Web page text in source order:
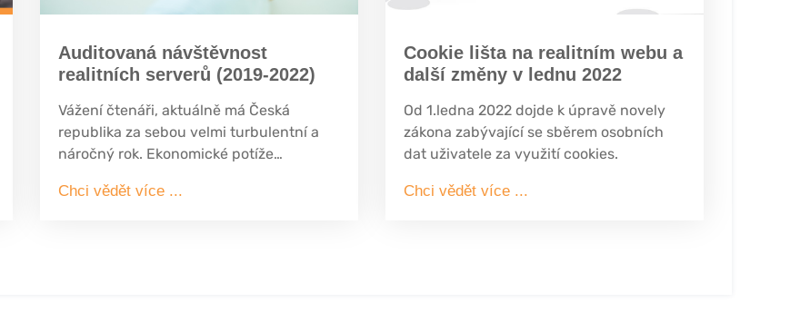
Auditovaná návštěvnost
realitních serverů (2019-2022)
Vážení čtenáři, aktuálně má Česká
republika za sebou velmi turbulentní a
náročný rok. Ekonomické potíže
pohybovala nad 15% hranicí, boj s
Chci vědět více ...
Cookie lišta na realitním webu a
další změny v lednu 2022
Od 1.ledna 2022 dojde k úpravě novely
zákona zabývající se sběrem osobních
dat uživatele za využití cookies.
Chci vědět více ...